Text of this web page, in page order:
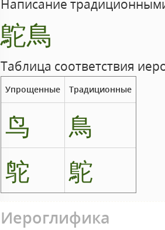
Написание
鴕鳥
Таблица соответствия
Упрощенные Традиционные
鸟
鳥
鸵
鴕
Иероглифика